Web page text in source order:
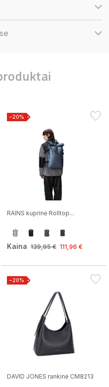
−20%
RAINS kuprinė Rolltop...
Kaina 139,95 € 111,96 €
−20%
DAVID JONES rankinė CM8213